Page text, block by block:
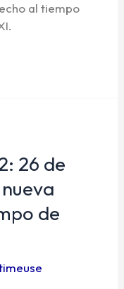
al tiempo
26 de
de